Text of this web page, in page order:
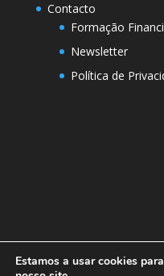
Contacto
Formação
Newsletter
Política de
Estamos a usar cookies